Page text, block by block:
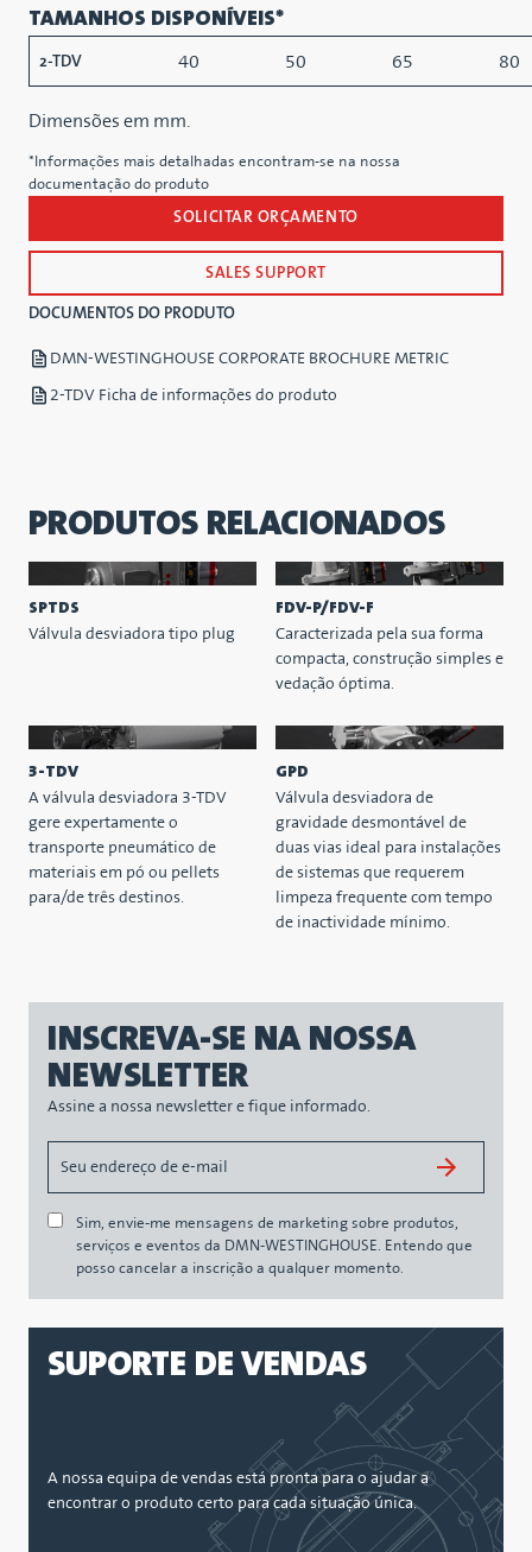
TAMANHOS DISPONÍVEIS*
2-TDV 40 50 65 80
Dimensões em mm.
*Informações mais detalhadas encontram-se na nossa
documentação do produto
SOLICITAR ORÇAMENTO
SALES SUPPORT
DOCUMENTOS DO PRODUTO
DMN-WESTINGHOUSE CORPORATE BROCHURE METRIC
2-TDV Ficha de informações do produto
PRODUTOS RELACIONADOS
SPTDS
Válvula desviadora tipo plug
FDV-P/FDV-F
Caracterizada pela sua forma
compacta, construção simples e
vedação óptima.
3-TDV
A válvula desviadora 3-TDV
gere expertamente o
transporte pneumático de
materiais em pó ou pellets
para/de três destinos.
GPD
Válvula desviadora de
gravidade desmontável de
duas vias ideal para instalações
de sistemas que requerem
limpeza frequente com tempo
de inactividade mínimo.
INSCREVA-SE NA NOSSA
NEWSLETTER
Assine a nossa newsletter e fique informado.
Sim, envie-me mensagens de marketing sobre produtos,
serviços e eventos da DMN-WESTINGHOUSE. Entendo que
posso cancelar a inscrição a qualquer momento.
SUPORTE DE VENDAS
A nossa equipa de vendas está pronta para o ajudar a
encontrar o produto certo para cada situação única.